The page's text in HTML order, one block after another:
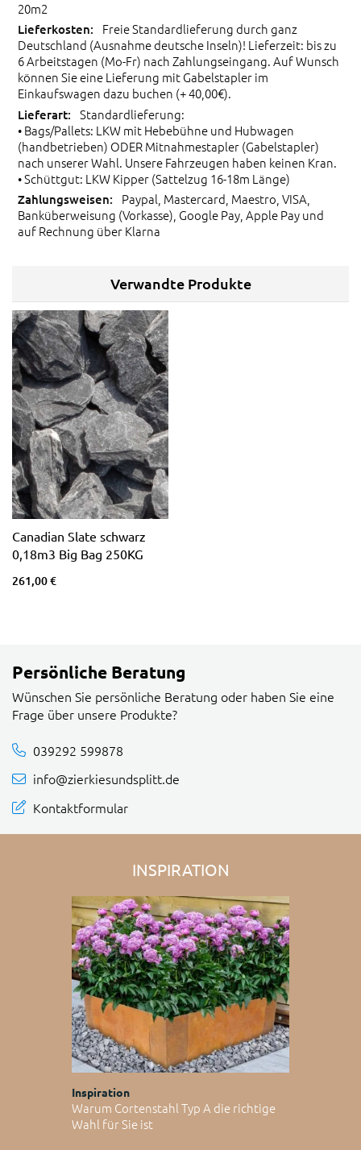
20m2
Freie Standardlieferung durch ganz
Deutschland (Ausnahme deutsche Inseln)! Lieferzeit: bis zu
6 Arbeitstagen (Mo-Fr) nach Zahlungseingang. Auf Wunsch
können Sie eine Lieferung mit Gabelstapler im
Einkaufswagen dazu buchen (+ 40,00€).
Standardlieferung:
• Bags/Pallets: LKW mit Hebebühne und Hubwagen
(handbetrieben) ODER Mitnahmestapler (Gabelstapler)
nach unserer Wahl. Unsere Fahrzeugen haben keinen Kran.
• Schüttgut: LKW Kipper (Sattelzug 16-18m Länge)
Paypal, Mastercard, Maestro, VISA,
Banküberweisung (Vorkasse), Google Pay, Apple Pay und
auf Rechnung über Klarna
Verwandte Produkte
Canadian Slate schwarz
0,18m3 Big Bag 250KG
261,00 €
Persönliche Beratung
Wünschen Sie persönliche Beratung oder haben Sie eine
Frage über unsere Produkte?
039292 599878
info@zierkiesundsplitt.de
Kontaktformular
INSPIRATION
Inspiration
Warum Cortenstahl Typ A die richtige
Wahl für Sie ist